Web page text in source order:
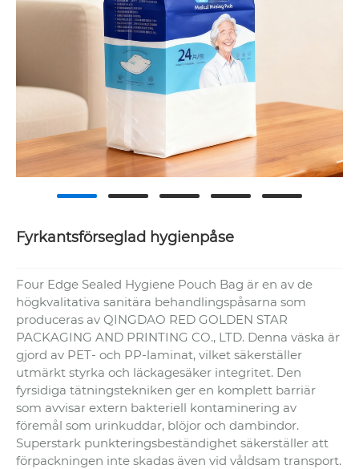
Fyrkantsförseglad hygienpåse
Four Edge Sealed Hygiene Pouch Bag är en av de
högkvalitativa sanitära behandlingspåsarna som
produceras av QINGDAO RED GOLDEN STAR
PACKAGING AND PRINTING CO., LTD. Denna väska är
gjord av PET- och PP-laminat, vilket säkerställer
utmärkt styrka och läckagesäker integritet. Den
fyrsidiga tätningstekniken ger en komplett barriär
som avvisar extern bakteriell kontaminering av
föremål som urinkuddar, blöjor och dambindor.
Superstark punkteringsbeständighet säkerställer att
förpackningen inte skadas även vid våldsam transport.